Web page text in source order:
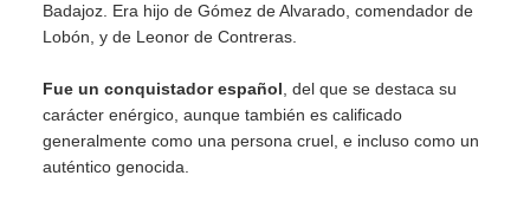
Badajoz. Era hijo de Gómez de Alvarado, comendador de
Lobón, y de Leonor de Contreras.
Fue un conquistador español , del que se destaca su
carácter enérgico, aunque también es calificado
generalmente como una persona cruel, e incluso como un
auténtico genocida.